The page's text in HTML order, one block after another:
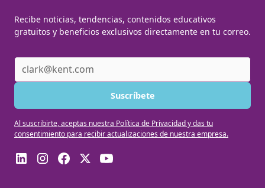
Recibe noticias, tendencias, contenidos educativos
gratuitos y beneficios exclusivos directamente en tu correo.
Al suscribirte, aceptas nuestra Política de Privacidad y das tu
consentimiento para recibir actualizaciones de nuestra empresa.